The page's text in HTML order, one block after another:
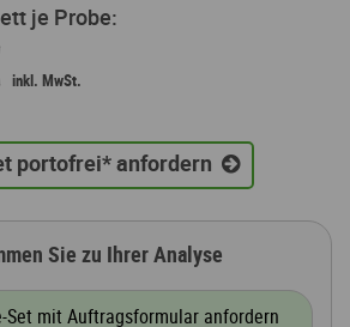
je Probe:
portofrei* anfordern
Sie zu Ihrer Analyse
Set mit Auftragsformular anfordern